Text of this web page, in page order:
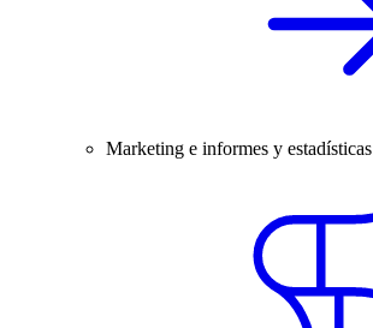
Marketing e informes y estadísticas